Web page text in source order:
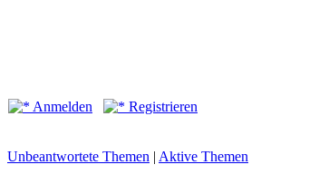
Anmelden
Registrieren
Unbeantwortete Themen | Aktive Themen